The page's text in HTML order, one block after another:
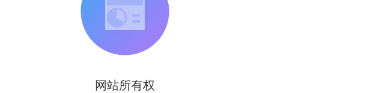
网站所有权